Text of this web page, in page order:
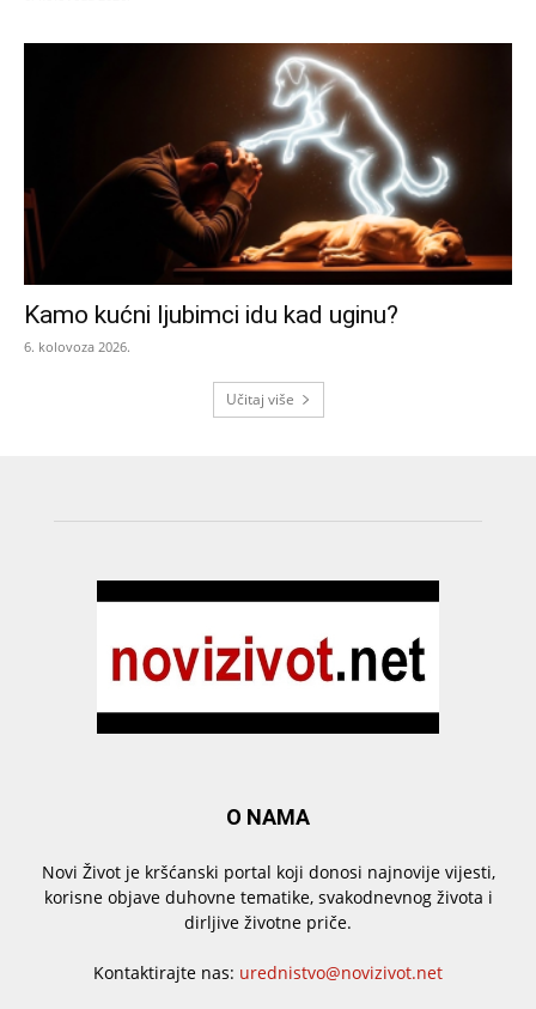
Kamo kućni ljubimci idu kad uginu?
6. kolovoza 2026.
Učitaj više
O NAMA
Novi Život je kršćanski portal koji donosi najnovije vijesti,
korisne objave duhovne tematike, svakodnevnog života i
dirljive životne priče.
Kontaktirajte nas: urednistvo@novizivot.net